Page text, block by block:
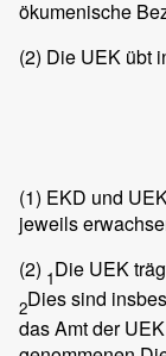
ökumenische
(2) Die UEK übt
(1) EKD und
jeweils
(2) 1Die UEK
2Dies sind
das Amt der